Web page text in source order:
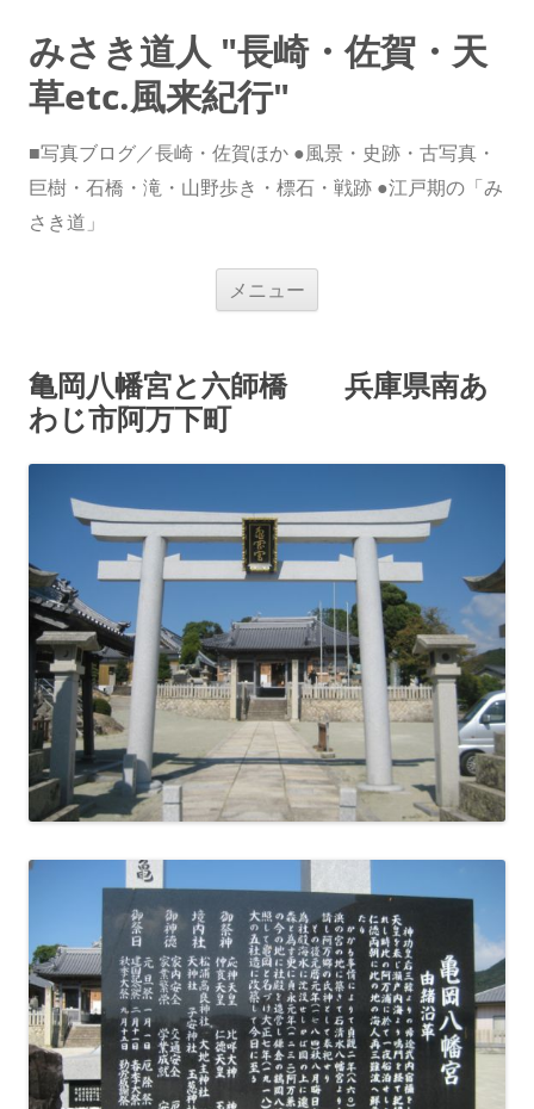
みさき道人 "長崎・佐賀・天
草etc.風来紀行"
■写真ブログ／長崎・佐賀ほか ●風景・史跡・古写真・
巨樹・石橋・滝・山野歩き・標石・戦跡 ●江戸期の「み
さき道」
メニュー
亀岡八幡宮と六師橋 兵庫県南あ
わじ市阿万下町